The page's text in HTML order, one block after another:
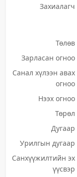
Захиалагч
Төлөв
Зарласан огноо
Санал хүлээн авах
огноо
Нээх огноо
Төрөл
Дугаар
Урилгын дугаар
Санхүүжилтийн эх
үүсвэр